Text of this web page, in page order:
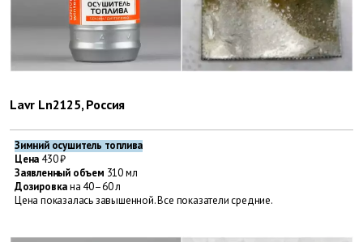
Lavr Ln2125, Россия
Зимний осушитель топлива
Цена 430 ₽
Заявленный объем 310 мл
Дозировкана 40–60 л
Цена показалась завышенной. Все показатели средние.